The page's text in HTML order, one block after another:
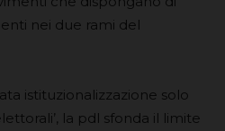
nei due rami del
istituzionalizzazione solo
la pdl sfonda il limite